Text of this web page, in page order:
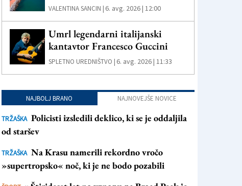
VALENTINA SANCIN | 6. avg. 2026 | 12:00
Umrl legendarni italijanski
kantavtor Francesco Guccini
SPLETNO UREDNIŠTVO | 6. avg. 2026 | 11:33
NAJBOLJ BRANO NAJNOVEJŠE NOVICE
TRŽAŠKA Policisti izsledili deklico, ki se je oddaljila
od staršev
TRŽAŠKA Na Krasu namerili rekordno vročo
»supertropsko« noč, ki je ne bodo pozabili